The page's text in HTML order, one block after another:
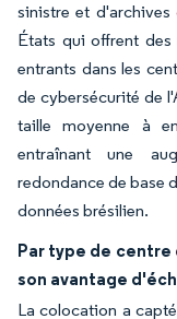
sinistre et d'archives
États qui offrent des
entrants dans les
de cybersécurité de
taille moyenne à
entraînant une
redondance de base
données brésilien.
Par type de
son avantage
La colocation a